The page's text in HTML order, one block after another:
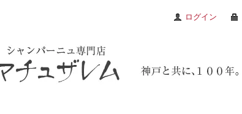
ログイン